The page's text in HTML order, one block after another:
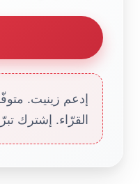
إدعم زينيت.
القرّاء. إشترك